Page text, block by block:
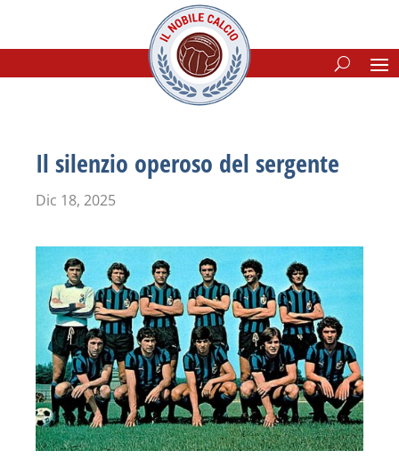
Il silenzio operoso del sergente
Dic 18, 2025